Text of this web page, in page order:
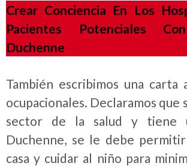
Crear Conciencia En Los
Pacientes Potenciales
Duchenne
También escribimos una carta
ocupacionales. Declaramos que
sector de la salud y tiene
Duchenne, se le debe
casa y cuidar al niño para